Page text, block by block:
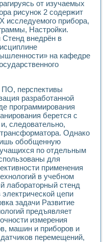
по информационно-
частотных характеристик на
по основам теории Коммутации
лабораторной работы
по электротехнике в среде
национального проекта
решателей
лабораторных практикумов
образования и
практикума по
лаборатории по электротехнике
частотного анализа
центра «Технологии
программе «Прикладная
постоянного тока
формирования
по курсу ИИС на базе
институты
от изучаемых
рисунок 2 содержит
прибора,
Настройки.
Стенд внедрён в
на кафедре
ПО, перспективы
разработанной
программирования
берется с
следовательно,
Однако
обобщенную
учащихся по отдельным
для
применения
в учебном
лабораторный стенд
цепи
задачи Развитие
предъявляет
измерения
машин и приборов и
перемещений,